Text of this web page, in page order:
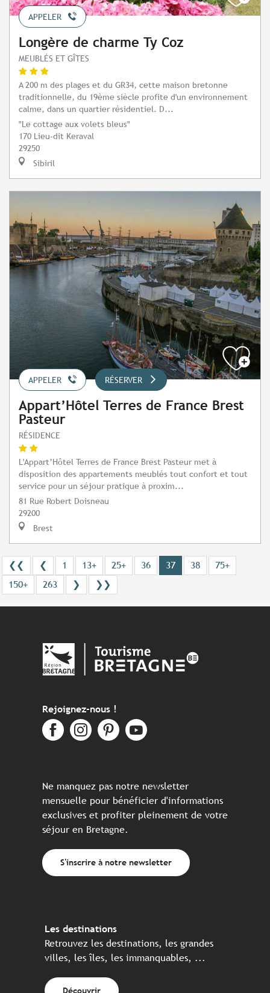
APPELER
Longère de charme Ty Coz
MEUBLÉS ET GÎTES
A 200 m des plages et du GR34, cette maison bretonne
traditionnelle, du 19ème siècle profite d'un environnement
calme, dans un quartier résidentiel. D...
"Le cottage aux volets bleus"
170 Lieu-dit Keraval
29250
Sibiril
APPELER RÉSERVER
Appart’Hôtel Terres de France Brest
Pasteur
RÉSIDENCE
L'Appart’Hôtel Terres de France Brest Pasteur met à
disposition des appartements meublés tout confort et tout
service pour un séjour pratique à proxim...
81 Rue Robert Doisneau
29200
Brest
❮❮ ❮ 1 13+ 25+ 36 37 38
75+
150+
263 ❯ ❯❯
Rejoignez-nous !
Ne manquez pas notre newsletter
mensuelle pour bénéficier d'informations
exclusives et profiter pleinement de votre
séjour en Bretagne.
S'inscrire à notre newsletter
Les destinations
Retrouvez les destinations, les grandes
villes, les îles, les immanquables, ...
Découvrir